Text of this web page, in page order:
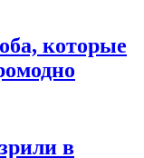
которые
в